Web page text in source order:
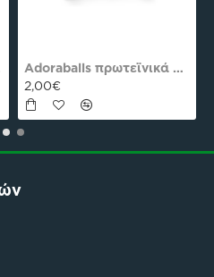
Adoraballs πρωτεϊνικά μπαλάκια choco praline delight 40γρ Nutree Χ.ΓΛ
2,00€